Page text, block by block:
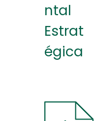
ntal
Estrat
égica